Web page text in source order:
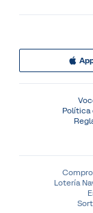
Política
Lotería